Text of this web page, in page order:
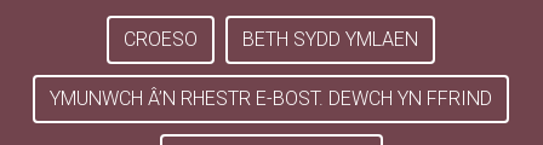
CROESO BETH SYDD YMLAEN
YMUNWCH Â’N RHESTR E-BOST. DEWCH YN FFRIND